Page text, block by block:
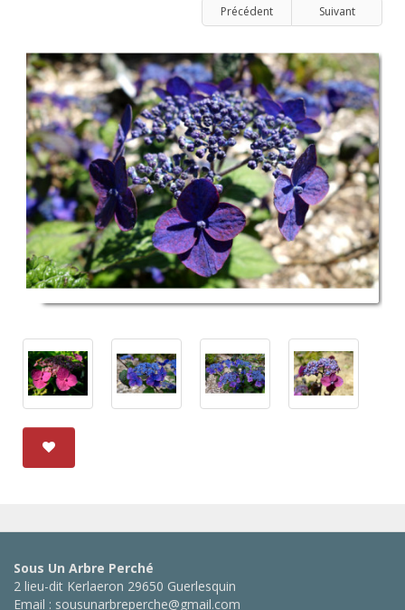
Précédent Suivant
Sous Un Arbre Perché
2 lieu-dit Kerlaeron 29650 Guerlesquin
Email : sousunarbreperche@gmail.com